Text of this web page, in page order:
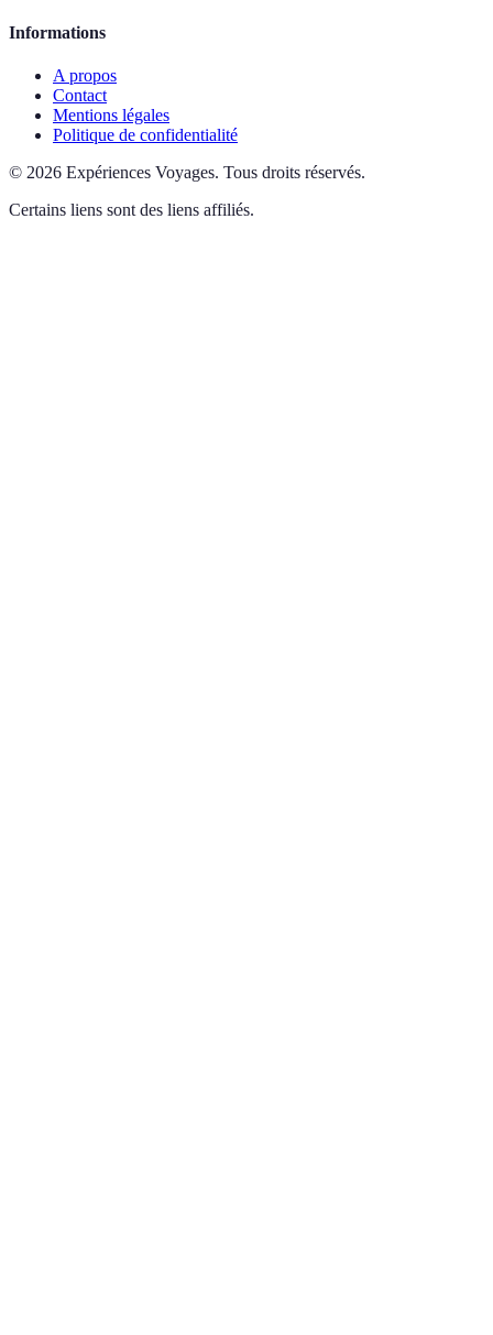
Informations
A propos
Contact
Mentions légales
Politique de confidentialité
© 2026 Expériences Voyages. Tous droits réservés.
Certains liens sont des liens affiliés.